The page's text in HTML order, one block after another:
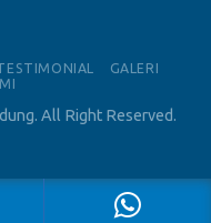
GALERI
. All Right Reserved.